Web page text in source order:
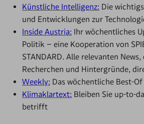
Künstliche Intelligenz: Die
und Entwicklungen zur
Inside Austria: Ihr wöchentliches
Politik – eine Kooperation von
STANDARD. Alle relevanten
Recherchen und Hintergründe,
Weekly: Das wöchentliche Best-
Klimaklartext: Bleiben Sie up-to-
betrifft